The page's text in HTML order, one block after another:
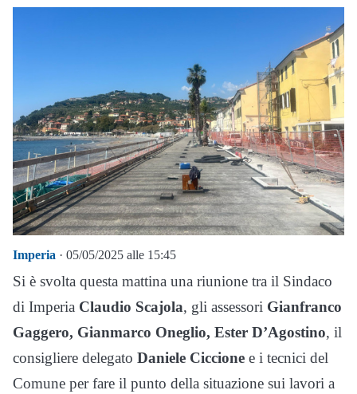
Imperia · 05/05/2025 alle 15:45
Si è svolta questa mattina una riunione tra il Sindaco
di Imperia Claudio Scajola, gli assessori Gianfranco
Gaggero, Gianmarco Oneglio, Ester D’Agostino, il
consigliere delegato Daniele Ciccione e i tecnici del
Comune per fare il punto della situazione sui lavori a